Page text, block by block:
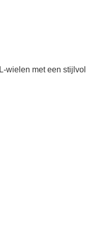
wielen met een stijlvol